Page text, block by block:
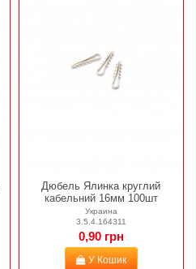
Дюбель Ялинка круглий
кабельний 16мм 100шт
Украина
3.5.4.164311
0,90 грн
У Кошик